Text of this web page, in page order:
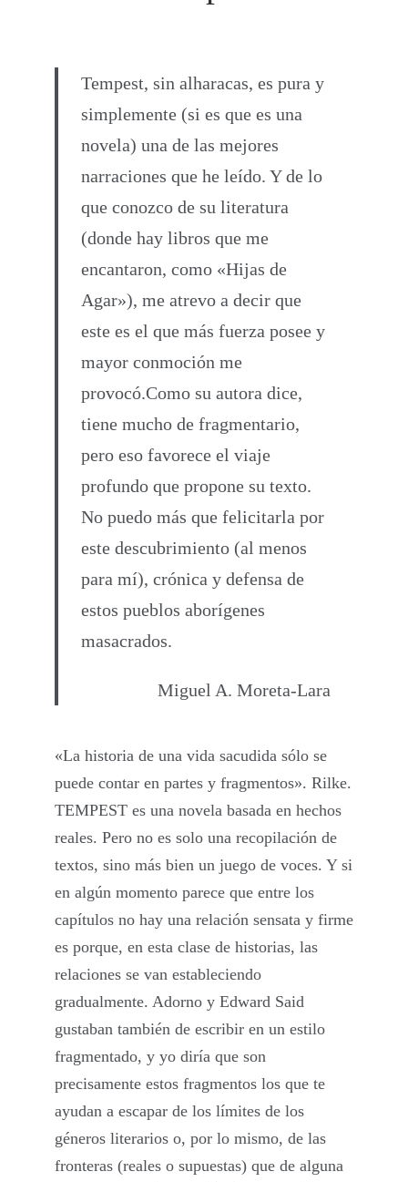
Tempest, sin alharacas, es pura y
simplemente (si es que es una
novela) una de las mejores
narraciones que he leído. Y de lo
que conozco de su literatura
(donde hay libros que me
encantaron, como «Hijas de
Agar»), me atrevo a decir que
este es el que más fuerza posee y
mayor conmoción me
provocó.Como su autora dice,
tiene mucho de fragmentario,
pero eso favorece el viaje
profundo que propone su texto.
No puedo más que felicitarla por
este descubrimiento (al menos
para mí), crónica y defensa de
estos pueblos aborígenes
masacrados.
Miguel A. Moreta-Lara
«La historia de una vida sacudida sólo se
puede contar en partes y fragmentos». Rilke.
TEMPEST es una novela basada en hechos
reales. Pero no es solo una recopilación de
textos, sino más bien un juego de voces. Y si
en algún momento parece que entre los
capítulos no hay una relación sensata y firme
es porque, en esta clase de historias, las
relaciones se van estableciendo
gradualmente. Adorno y Edward Said
gustaban también de escribir en un estilo
fragmentado, y yo diría que son
precisamente estos fragmentos los que te
ayudan a escapar de los límites de los
géneros literarios o, por lo mismo, de las
fronteras (reales o supuestas) que de alguna